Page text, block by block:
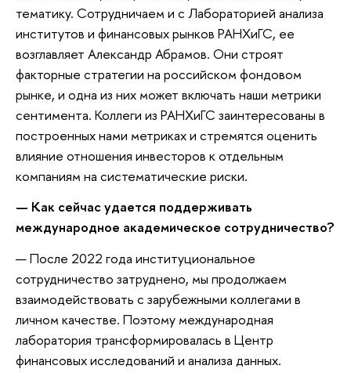
тематику. Сотрудничаем и с Лабораторией анализа
институтов и финансовых рынков РАНХиГС, ее
возглавляет Александр Абрамов. Они строят
факторные стратегии на российском фондовом
рынке, и одна из них может включать наши метрики
сентимента. Коллеги из РАНХиГС заинтересованы в
построенных нами метриках и стремятся оценить
влияние отношения инвесторов к отдельным
компаниям на систематические риски.
— Как сейчас удается поддерживать
международное академическое сотрудничество?
— После 2022 года институциональное
сотрудничество затруднено, мы продолжаем
взаимодействовать с зарубежными коллегами в
личном качестве. Поэтому международная
лаборатория трансформировалась в Центр
финансовых исследований и анализа данных.